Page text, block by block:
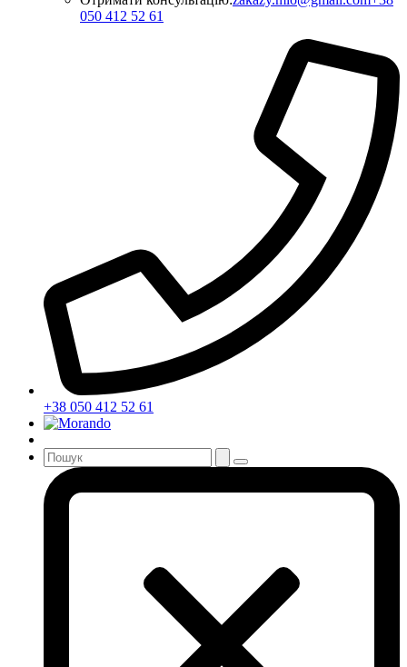
050 412 52 61
+38 050 412 52 61